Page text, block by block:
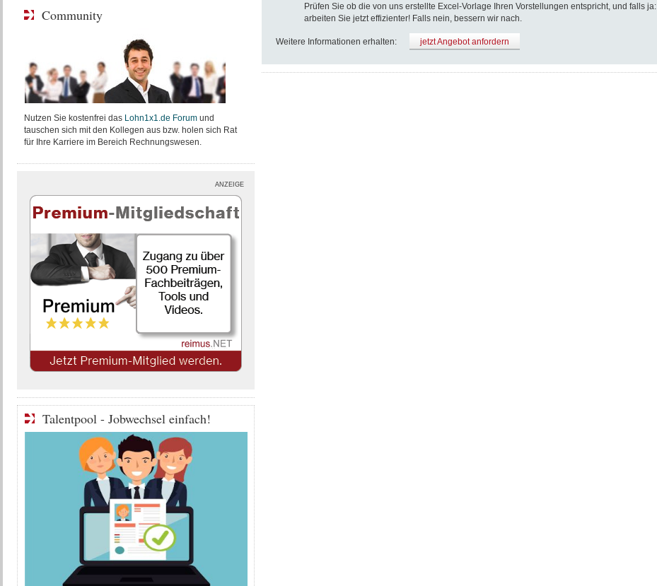
Prüfen Sie ob die von uns erstellte Excel-Vorlage Ihren Vorstellungen entspricht, und falls ja:
arbeiten Sie jetzt effizienter! Falls nein, bessern wir nach.
Weitere Informationen erhalten: jetzt Angebot anfordern
Community
Nutzen Sie kostenfrei das Lohn1x1.de Forumund
tauschen sich mit den Kollegen aus bzw. holen sich Rat
für Ihre Karriere im Bereich Rechnungswesen.
ANZEIGE
Talentpool - Jobwechsel einfach!